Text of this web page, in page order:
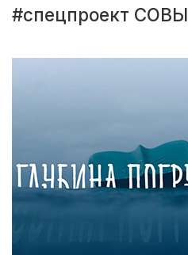
#спецпроект СОВЫ